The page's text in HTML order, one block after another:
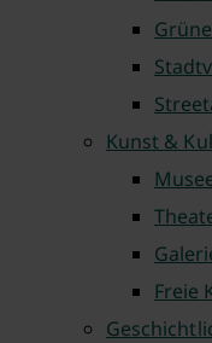
Kunst &
Freie